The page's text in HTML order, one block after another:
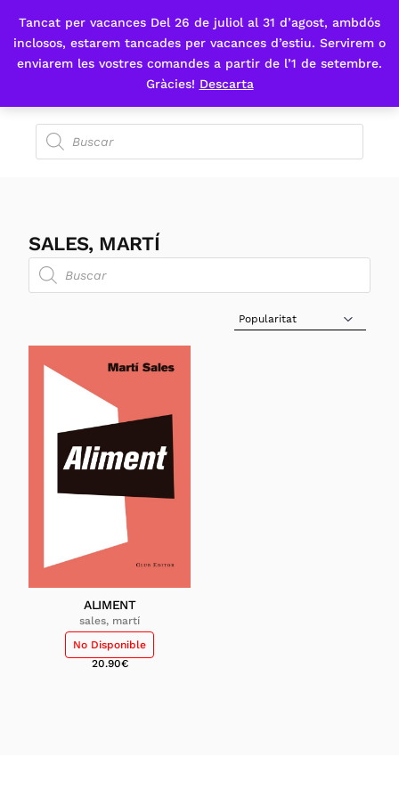
Tancat per vacances Del 26 de juliol al 31 d’agost, ambdós
inclosos, estarem tancades per vacances d’estiu. Servirem o
enviarem les vostres comandes a partir de l’1 de setembre.
Gràcies! Descarta
Fes-te'n sòcia
SALES, MARTÍ
Sort Products
ALIMENT
sales, martí
No Disponible
20.90€